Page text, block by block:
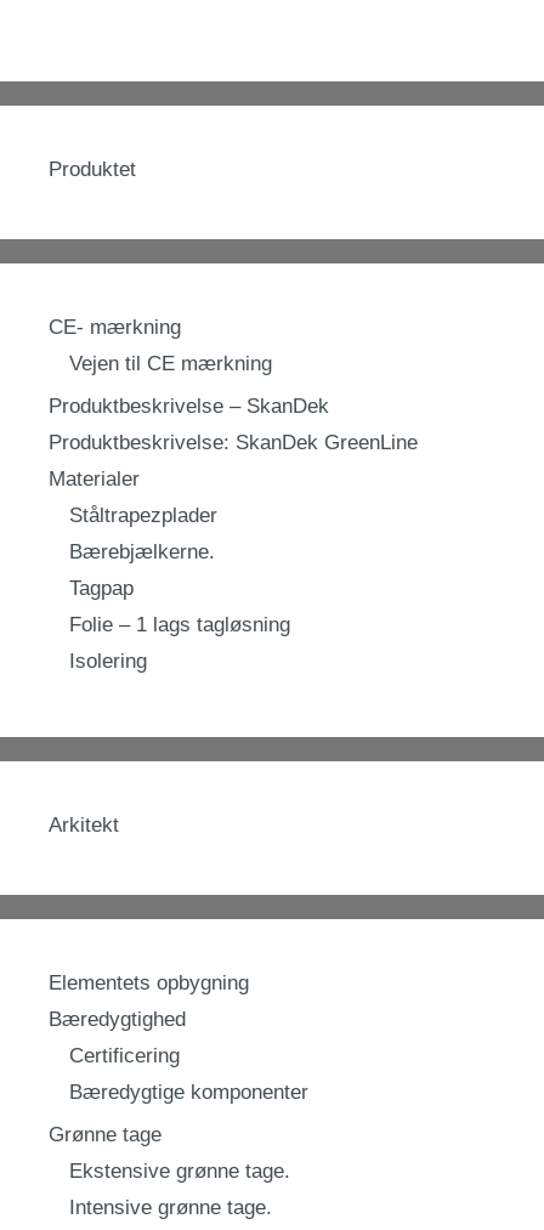
Produktet
CE- mærkning
Vejen til CE mærkning
Produktbeskrivelse – SkanDek
Produktbeskrivelse: SkanDek GreenLine
Materialer
Ståltrapezplader
Bærebjælkerne.
Tagpap
Folie – 1 lags tagløsning
Isolering
Arkitekt
Elementets opbygning
Bæredygtighed
Certificering
Bæredygtige komponenter
Grønne tage
Ekstensive grønne tage.
Intensive grønne tage.